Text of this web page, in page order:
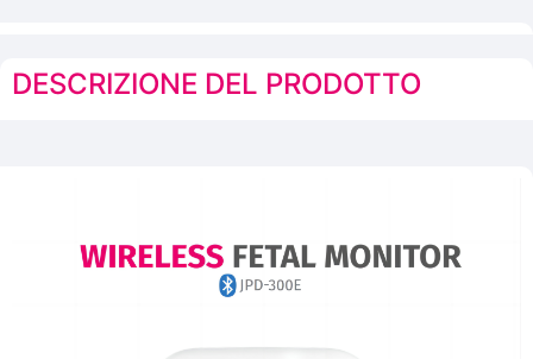
DESCRIZIONE DEL PRODOTTO